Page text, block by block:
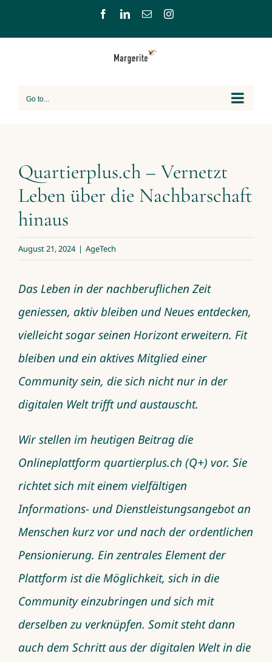
to
FacebookLinkedIn
EmailInstagram
Go to...
Quartierplus.ch – Vernetzt
Leben über die Nachbarschaft
hinaus
August 21, 2024 | AgeTech
Das Leben in der nachberuflichen Zeit
geniessen, aktiv bleiben und Neues entdecken,
vielleicht sogar seinen Horizont erweitern. Fit
bleiben und ein aktives Mitglied einer
Community sein, die sich nicht nur in der
digitalen Welt trifft und austauscht.
Wir stellen im heutigen Beitrag die
Onlineplattform quartierplus.ch (Q+) vor. Sie
richtet sich mit einem vielfältigen
Informations- und Dienstleistungsangebot an
Menschen kurz vor und nach der ordentlichen
Pensionierung. Ein zentrales Element der
Plattform ist die Möglichkeit, sich in die
Community einzubringen und sich mit
derselben zu verknüpfen. Somit steht dann
auch dem Schritt aus der digitalen Welt in die